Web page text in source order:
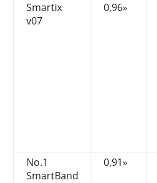
Smartix
v07
0,96»
No.1
SmartBand
0,91»